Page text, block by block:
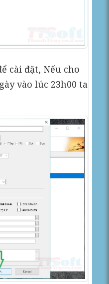
cài đặt, Nếu cho
vào lúc 23h00 ta